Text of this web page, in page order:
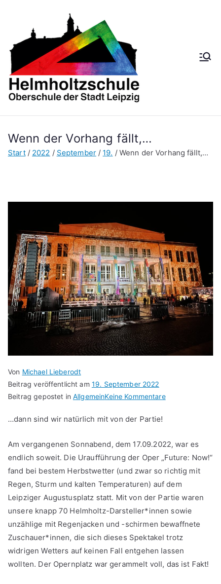
springen
ule
Wenn der Vorhang fällt,…
Start 2022 September 19. Wenn der Vorhang fällt,…
Von Michael Lieberodt
Beitrag veröffentlicht am 19. September 2022
Beitrag gepostet inAllgemeinKeine Kommentarezu
fällt,
…
…dann sind wir natürlich mit von der Partie!
Am vergangenen Sonnabend, dem 17.09.2022, war es
endlich soweit. Die Uraufführung der Oper „Future: Now!“
fand bei bestem Herbstwetter (und zwar so richtig mit
Regen, Sturm und kalten Temperaturen) auf dem
Leipziger Augustusplatz statt. Mit von der Partie waren
unsere knapp 70 Helmholtz-Darsteller*innen sowie
unzählige mit Regenjacken und -schirmen bewaffnete
Zuschauer*innen, die sich dieses Spektakel trotz
widrigen Wetters auf keinen Fall entgehen lassen
wollten. Der Opernplatz war gerammelt voll, das ist Fakt!